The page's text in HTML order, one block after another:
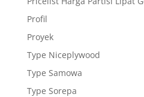
Profil
Proyek
Type Niceplywood
Type Samowa
Type Sorepa